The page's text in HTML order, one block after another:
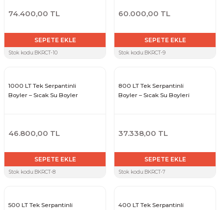
74.400,00 TL
SEPETE EKLE
Stok kodu:BKRCT-10
60.000,00 TL
SEPETE EKLE
Stok kodu:BKRCT-9
1000 LT Tek Serpantinli
Boyler – Sıcak Su Boyler
46.800,00 TL
SEPETE EKLE
Stok kodu:BKRCT-8
800 LT Tek Serpantinli
Boyler – Sıcak Su Boyleri
37.338,00 TL
SEPETE EKLE
Stok kodu:BKRCT-7
500 LT Tek Serpantinli
400 LT Tek Serpantinli